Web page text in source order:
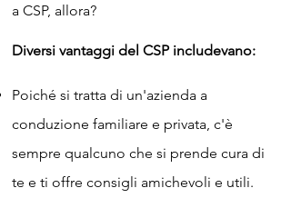
a CSP, allora?
Diversi vantaggi del CSP includevano:
Poiché si tratta di un'azienda a
conduzione familiare e privata, c'è
sempre qualcuno che si prende cura di
te e ti offre consigli amichevoli e utili.